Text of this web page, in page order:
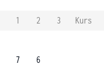
1 2 3
Kurs
7
6